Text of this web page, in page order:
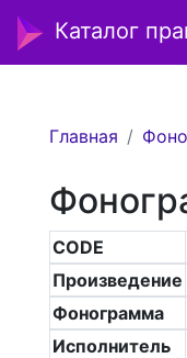
Каталог
Главная
CODE
Произведение
Фонограмма
Исполнитель